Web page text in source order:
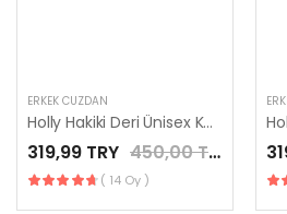
ERKEK CÜZDAN
Holly Hakiki Deri Ünisex Kart ve Para Bölme Lacivert Renk kartlık
319,99 TRY 450,00 TRY
( 14 Oy )